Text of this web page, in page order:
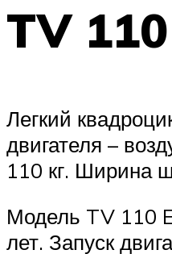
TV
Легкий
двигателя –
110 кг. Ширина
Модель TV 110
лет. Запуск